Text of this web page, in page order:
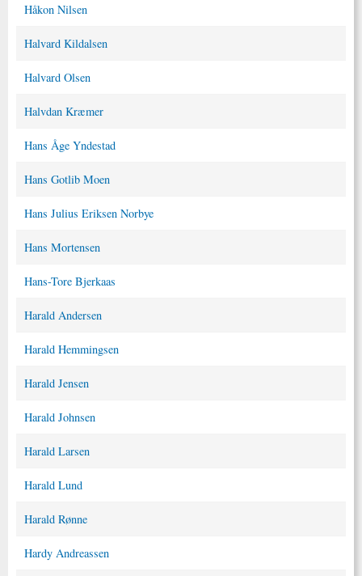
Håkon Nilsen
Halvard Kildalsen
Halvard Olsen
Halvdan Kræmer
Hans Åge Yndestad
Hans Gotlib Moen
Hans Julius Eriksen Norbye
Hans Mortensen
Hans-Tore Bjerkaas
Harald Andersen
Harald Hemmingsen
Harald Jensen
Harald Johnsen
Harald Larsen
Harald Lund
Harald Rønne
Hardy Andreassen